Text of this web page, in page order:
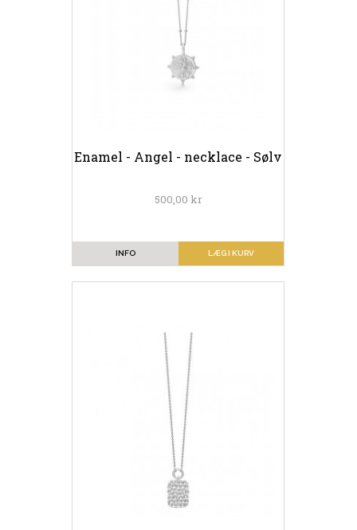
Enamel - Angel - necklace - Sølv
500,00 kr
LÆG I KURV
INFO